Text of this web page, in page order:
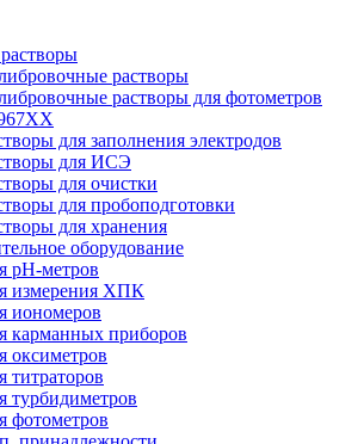
растворы
растворы для фотометров
для заполнения электродов
для ИСЭ
для очистки
для пробоподготовки
для хранения
оборудование
pH-метров
измерения ХПК
иономеров
карманных приборов
оксиметров
титраторов
турбидиметров
фотометров